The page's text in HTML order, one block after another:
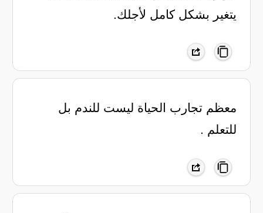
يتغير بشكل كامل لأجلك.
معظم تجارب الحياة ليست للندم بل
للتعلم .